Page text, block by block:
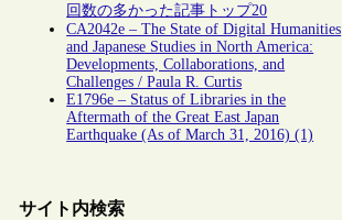
回数の多かった記事トップ20
CA2042e – The State of Digital Humanities
and Japanese Studies in North America:
Developments, Collaborations, and
Challenges / Paula R. Curtis
E1796e – Status of Libraries in the
Aftermath of the Great East Japan
Earthquake (As of March 31, 2016) (1)
サイト内検索